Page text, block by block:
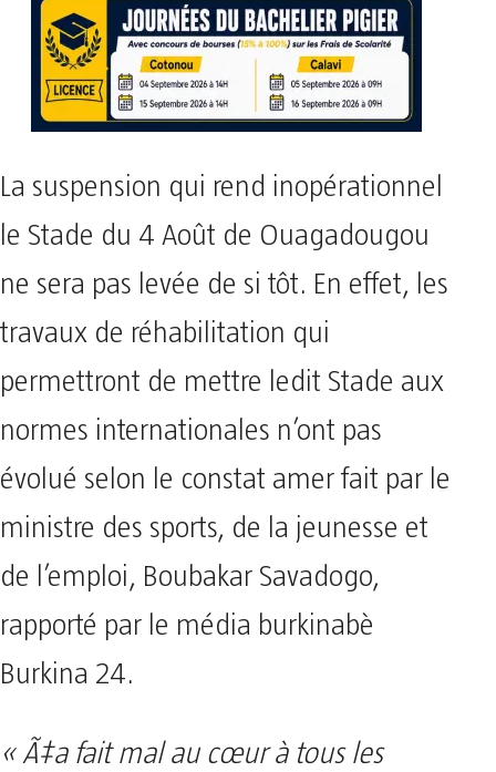
La suspension qui rend inopérationnel
le Stade du 4 Août de Ouagadougou
ne sera pas levée de si tôt. En effet, les
travaux de réhabilitation qui
permettront de mettre ledit Stade aux
normes internationales n’ont pas
évolué selon le constat amer fait par le
ministre des sports, de la jeunesse et
de l’emploi, Boubakar Savadogo,
rapporté par le média burkinabè
Burkina 24.
« Ã‡a fait mal au cœur à tous les